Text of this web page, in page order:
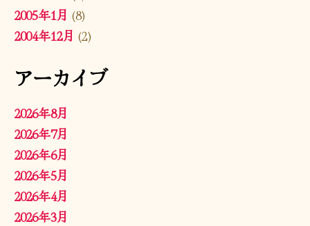
2005年1月 (8)
2004年12月 (2)
アーカイブ
2026年8月
2026年7月
2026年6月
2026年5月
2026年4月
2026年3月